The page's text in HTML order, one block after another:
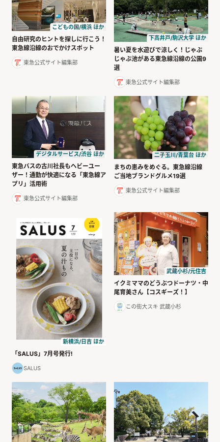
こどもの国/横浜 ほか
自由研究のヒントを探しに行こう！
東急線沿線のおでかけスポット
東急公式サイト編集部
下高井戸/駒沢大学 ほか
暑い夏を水遊びで涼しく！じゃぶ
じゃぶ池がある東急線沿線の公園9
選
東急公式サイト編集部
デジタルサービス/渋谷 ほか
東急バスの古川社長もヘビーユー
ザー！通勤が快適になる「東急線ア
プリ」活用術
東急公式サイト編集部
二子玉川/青葉台 ほか
まちの恵みをめぐる。東急線沿線
ご当地ブランドグルメ19選
東急公式サイト編集部
新横浜/日吉 ほか
「SALUS」7月号発行!
SALUS
武蔵小杉/元住吉
イクミママのどうぶつドーナツ・中
尾育美さん【コスギーズ！】
この街大スキ 武蔵小杉